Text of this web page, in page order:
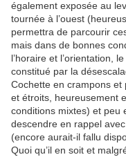
également exposée au
tournée à l’ouest
permettra de parcourir
mais dans de bonnes
l’horaire et l’orientation,
constitué par la
Cochette en crampons
et étroits, heureusement
conditions mixtes) et peu
descendre en rappel
(encore aurait-il fallu
Quoi qu’il en soit et